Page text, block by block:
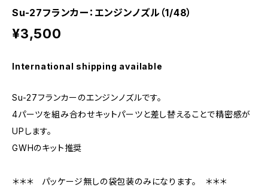
Su-27フランカー：エンジンノズル（1/48）
¥3,500
International shipping available
Su-27フランカーのエンジンノズルです。
4パーツを組み合わせキットパーツと差し替えることで精密感が
UPします。
GWHのキット推奨
＊＊＊ パッケージ無しの袋包装のみになります。 ＊＊＊